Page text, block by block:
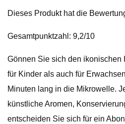
Dieses Produkt hat die
Gesamtpunktzahl: 9,2/10
Gönnen Sie sich den ikonischen
für Kinder als auch für
Minuten lang in die Mikrowelle.
künstliche Aromen,
entscheiden Sie sich für ein